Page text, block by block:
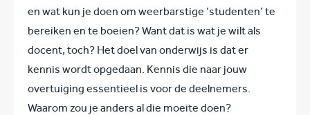
en wat kun je doen om weerbarstige ‘studenten’ te
bereiken en te boeien? Want dat is wat je wilt als
docent, toch? Het doel van onderwijs is dat er
kennis wordt opgedaan. Kennis die naar jouw
overtuiging essentieel is voor de deelnemers.
Waarom zou je anders al die moeite doen?